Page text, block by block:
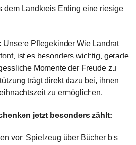
dem Landkreis Erding eine riesige
Unsere Pflegekinder Wie Landrat
ist es besonders wichtig, gerade
Momente der Freude zu
trägt direkt dazu bei, ihnen
zu ermöglichen.
jetzt besonders zählt:
von Spielzeug über Bücher bis